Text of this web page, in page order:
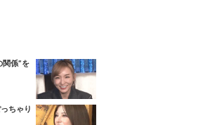
関係”を
ちゃり